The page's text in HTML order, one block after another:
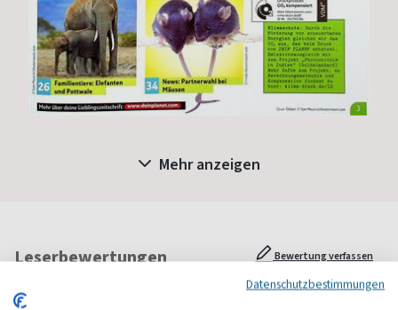
Mehr anzeigen
Leserbewertungen Bewertung verfassen
Datenschutzbestimmungen